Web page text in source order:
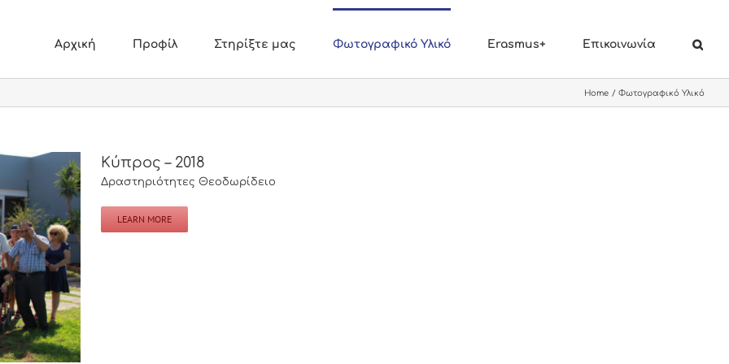
Αρχική Προφίλ Στηρίξτε μας Φωτογραφικό Υλικό Erasmus+ Επικοινωνία
Home Φωτογραφικό Υλικό
Κύπρος – 2018
Δραστηριότητες Θεοδωρίδειο
LEARN MORE